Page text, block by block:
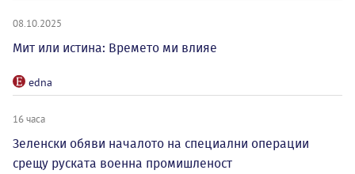
08.10.2025
Мит или истина: Времето ми влияе
edna
16 часа
Зеленски обяви началото на специални операции
срещу руската военна промишленост